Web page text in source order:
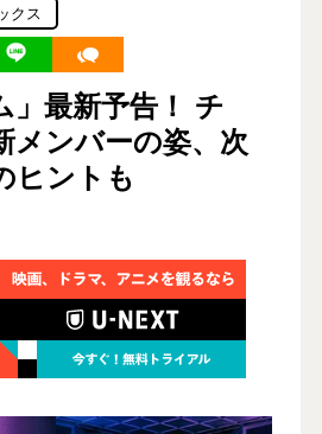
クス
」最新予告！ チ
メンバーの姿、次
ヒントも